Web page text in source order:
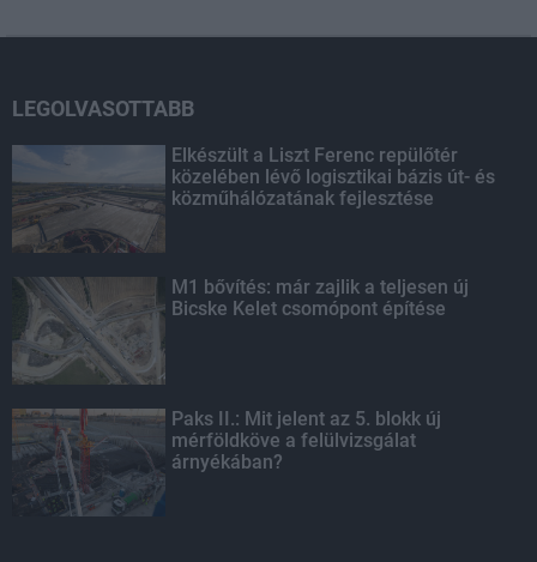
LEGOLVASOTTABB
Elkészült a Liszt Ferenc repülőtér
közelében lévő logisztikai bázis út- és
közműhálózatának fejlesztése
M1 bővítés: már zajlik a teljesen új
Bicske Kelet csomópont építése
Paks II.: Mit jelent az 5. blokk új
mérföldköve a felülvizsgálat
árnyékában?